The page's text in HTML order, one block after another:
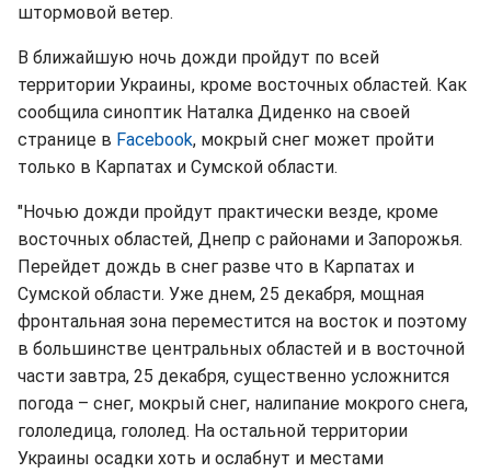
штормовой ветер.
В ближайшую ночь дожди пройдут по всей
территории Украины, кроме восточных областей. Как
сообщила синоптик Наталка Диденко на своей
странице в Facebook, мокрый снег может пройти
только в Карпатах и Сумской области.
"Ночью дожди пройдут практически везде, кроме
восточных областей, Днепр с районами и Запорожья.
Перейдет дождь в снег разве что в Карпатах и
Сумской области. Уже днем, 25 декабря, мощная
фронтальная зона переместится на восток и поэтому
в большинстве центральных областей и в восточной
части завтра, 25 декабря, существенно усложнится
погода – снег, мокрый снег, налипание мокрого снега,
гололедица, гололед. На остальной территории
Украины осадки хоть и ослабнут и местами